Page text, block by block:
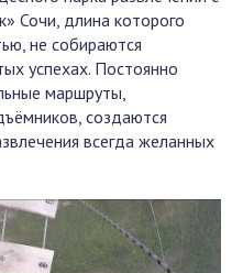
Сочи, длина которого
не собираются
успехах. Постоянно
маршруты,
создаются
всегда желанных